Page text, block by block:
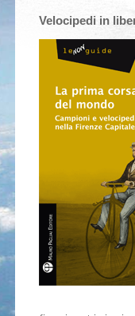
Velocipedi in